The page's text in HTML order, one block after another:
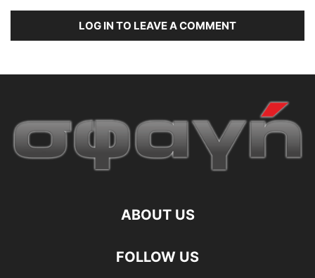
LOG IN TO LEAVE A COMMENT
ABOUT US
FOLLOW US